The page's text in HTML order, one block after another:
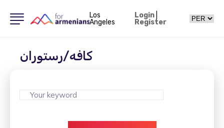
Los
Angeles
Login|
Register
کافه/رستوران